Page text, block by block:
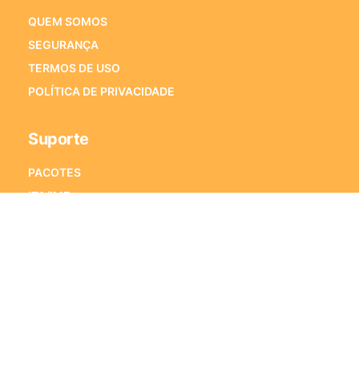
QUEM SOMOS
SEGURANÇA
TERMOS DE USO
POLÍTICA DE PRIVACIDADE
Suporte
PACOTES
ITA/IME